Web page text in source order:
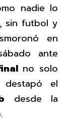
nadie lo
sin futbol y
en
ante
no solo
destapó el
desde la
.